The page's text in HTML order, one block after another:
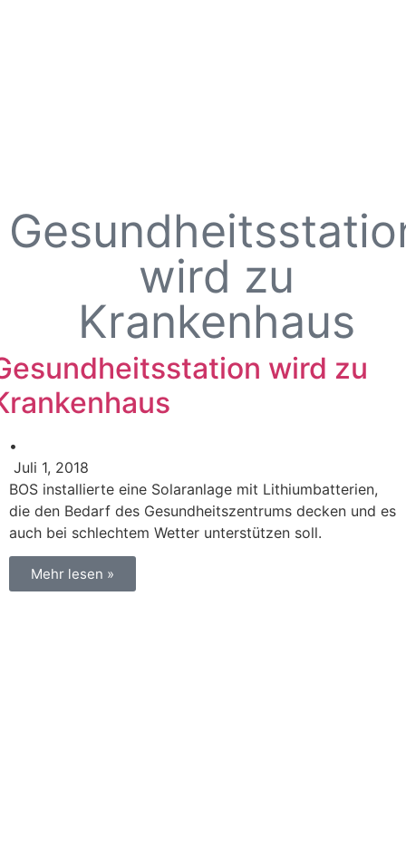
wird zu
Krankenhaus
wird zu
•
Juli 1, 2018
BOS installierte eine Solaranlage mit Lithiumbatterien,
die den Bedarf des Gesundheitszentrums decken und es
auch bei schlechtem Wetter unterstützen soll.
Mehr lesen »